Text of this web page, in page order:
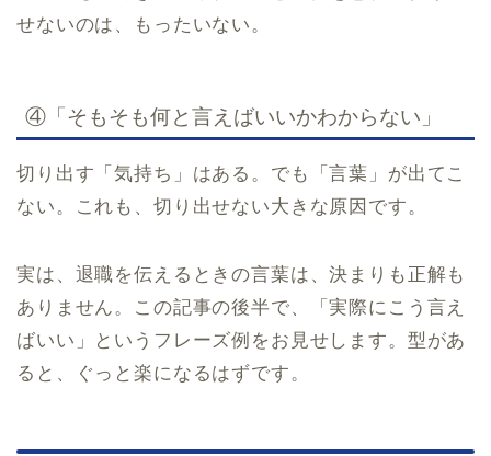
せないのは、もったいない。
④「そもそも何と言えばいいかわからない」
切り出す「気持ち」はある。でも「言葉」が出てこ
ない。これも、切り出せない大きな原因です。
実は、退職を伝えるときの言葉は、決まりも正解も
ありません。この記事の後半で、「実際にこう言え
ばいい」というフレーズ例をお見せします。型があ
ると、ぐっと楽になるはずです。